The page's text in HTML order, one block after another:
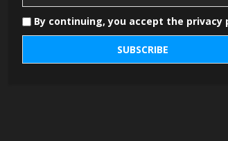
By continuing, you accept the privacy